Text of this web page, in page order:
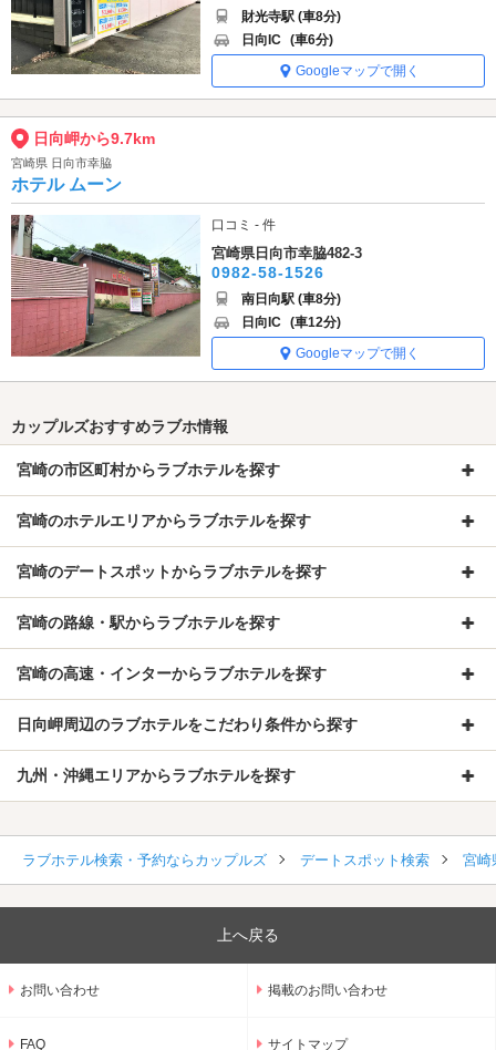
財光寺駅 (車8分)
日向IC (車6分)
Googleマップで開く
日向岬から9.7km
宮崎県 日向市幸脇
ホテル ムーン
口コミ - 件
宮崎県日向市幸脇482-3
0982-58-1526
南日向駅 (車8分)
日向IC (車12分)
Googleマップで開く
カップルズおすすめラブホ情報
宮崎の市区町村からラブホテルを探す
宮崎のホテルエリアからラブホテルを探す
宮崎のデートスポットからラブホテルを探す
宮崎の路線・駅からラブホテルを探す
宮崎の高速・インターからラブホテルを探す
日向岬周辺のラブホテルをこだわり条件から探す
九州・沖縄エリアからラブホテルを探す
ラブホテル検索・予約ならカップルズ デートスポット検索 宮崎
上へ戻る
お問い合わせ 掲載のお問い合わせ
FAQ サイトマップ